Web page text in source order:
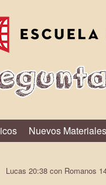
Nuevos Materiales
Lucas 20:38 con Romanos